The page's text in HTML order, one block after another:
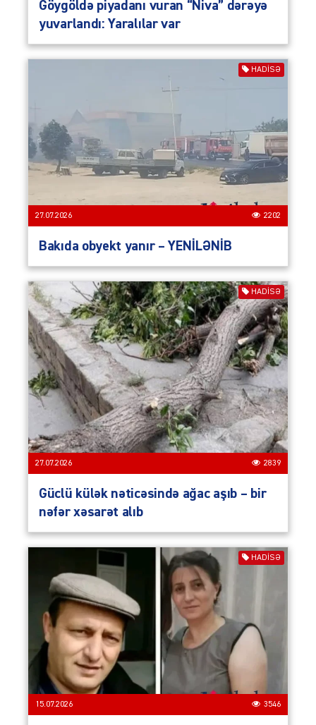
Göygöldə piyadanı vuran “Niva” dərəyə
yuvarlandı: Yaralılar var
HADISƏ
27.07.2026 2202
Bakıda obyekt yanır – YENİLƏNİB
HADISƏ
27.07.2026 2839
Güclü külək nəticəsində ağac aşıb – bir
nəfər xəsarət alıb
HADISƏ
15.07.2026 3546